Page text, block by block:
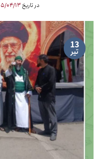
در تاریخ۱۴۰۵/
13
تیر